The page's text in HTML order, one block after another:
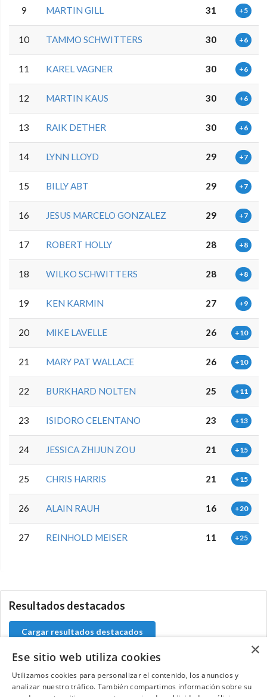
9 MARTIN GILL 31 +5
10 TAMMO SCHWITTERS 30 +6
11 KAREL VAGNER 30 +6
12 MARTIN KAUS 30 +6
13 RAIK DETHER 30 +6
14 LYNN LLOYD 29 +7
15 BILLY ABT 29 +7
16 JESUS MARCELO GONZALEZ 29 +7
17 ROBERT HOLLY 28 +8
18 WILKO SCHWITTERS 28 +8
19 KEN KARMIN 27 +9
20 MIKE LAVELLE 26 +10
21 MARY PAT WALLACE 26 +10
22 BURKHARD NOLTEN 25 +11
23 ISIDORO CELENTANO 23 +13
24 JESSICA ZHIJUN ZOU 21 +15
25 CHRIS HARRIS 21 +15
26 ALAIN RAUH 16 +20
27 REINHOLD MEISER 11 +25
Resultados destacados
Cargar resultados destacados
Contacta con el equipo de NextCaddy
×
Ese sitio web utiliza cookies
Utilizamos cookies para personalizar el contenido, los anuncios y
analizar nuestro tráfico. También compartimos información sobre su